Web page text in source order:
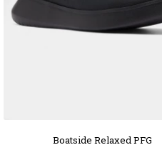
Boatside Relaxed PFG